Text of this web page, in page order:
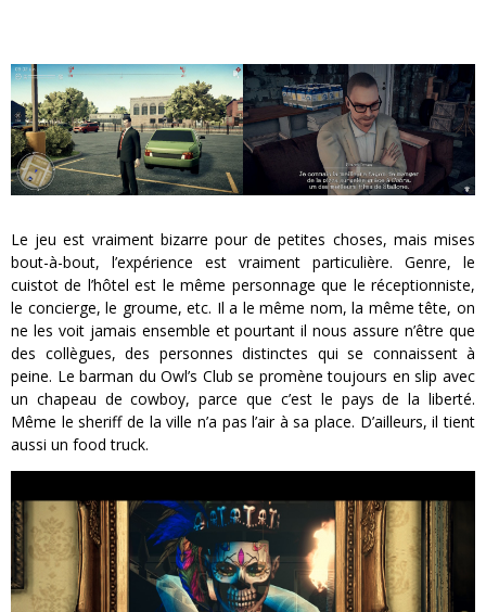
Le jeu est vraiment bizarre pour de petites choses, mais mises
bout-à-bout, l’expérience est vraiment particulière. Genre, le
cuistot de l’hôtel est le même personnage que le réceptionniste,
le concierge, le groume, etc. Il a le même nom, la même tête, on
ne les voit jamais ensemble et pourtant il nous assure n’être que
des collègues, des personnes distinctes qui se connaissent à
peine. Le barman du Owl’s Club se promène toujours en slip avec
un chapeau de cowboy, parce que c’est le pays de la liberté.
Même le sheriff de la ville n’a pas l’air à sa place. D’ailleurs, il tient
aussi un food truck.